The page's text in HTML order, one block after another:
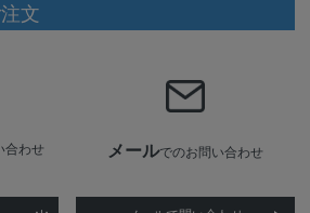
文
合わせ
メールでのお問い合わせ